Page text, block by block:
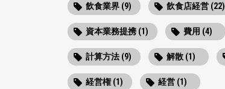
飲食業界 (9) 飲食店経営 (22)
資本業務提携 (1) 費用 (4)
計算方法 (9) 解散 (1)
経営権 (1) 経営 (1)